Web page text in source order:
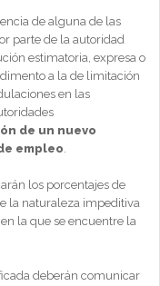
de alguna de las
parte de la autoridad
estimatoria, expresa o
a la de limitación
en las
de un nuevo
empleo.
los porcentajes de
la naturaleza impeditiva
la que se encuentre la
deberán comunicar